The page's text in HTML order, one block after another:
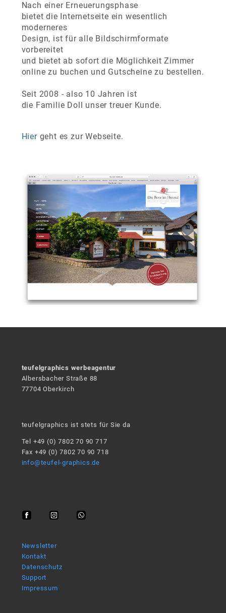
Nach einer Erneuerungsphase
bietet die Internetseite ein wesentlich
moderneres
Design, ist für alle Bildschirmformate
vorbereitet
und bietet ab sofort die Möglichkeit Zimmer
online zu buchen und Gutscheine zu bestellen.
Seit 2008 - also 10 Jahren ist
die Familie Doll unser treuer Kunde.
Hiergeht es zur Webseite.
teufelgraphics werbeagentur
Albersbacher Straße 88
77704 Oberkirch
teufelgraphics ist stets für Sie da
Tel +49 (0) 7802 70 90 717
Fax +49 (0) 7802 70 90 718
info@teufel-graphics.de
Newsletter
Kontakt
Datenschutz
Support
Impressum